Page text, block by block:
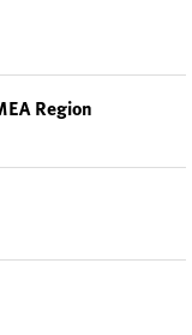
Region